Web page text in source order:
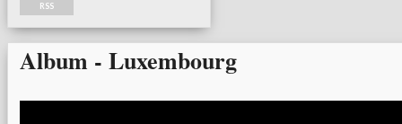
RSS
Album - Luxembourg